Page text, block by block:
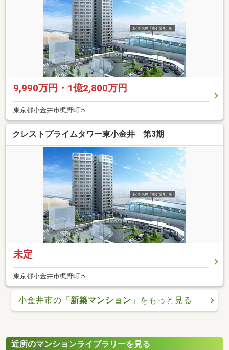
9,990万円・1億2,800万円
東京都小金井市梶野町５
クレストプライムタワー東小金井 第3期
未定
東京都小金井市梶野町５
小金井市の「新築マンション 」をもっと見る
近所のマンションライブラリーを見る